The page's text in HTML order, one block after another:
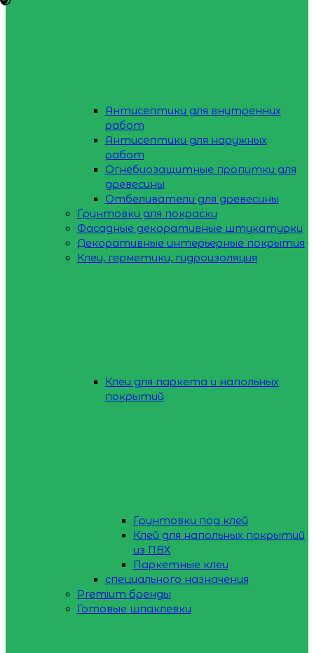
Антисептики для внутренних
работ
Антисептики для наружных
работ
Огнебиозащитные пропитки для
древесины
Отбеливатели для древесины
Грунтовки для покраски
Фасадные декоративные штукатурки
Декоративные интерьерные покрытия
Клеи, герметики, гидроизоляция
Клеи для паркета и напольных
покрытий
Грунтовки под клей
Клей для напольных покрытий
из ПВХ
Паркетные клеи
специального назначения
Premium бренды
Готовые шпаклевки